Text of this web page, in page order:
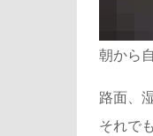
朝から
路面、
それで